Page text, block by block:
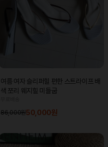
여름 여자 슬리퍼힐 편한 스트라이프 배
색 쪼리 웨지힐 미들굽
86,000원50,000원